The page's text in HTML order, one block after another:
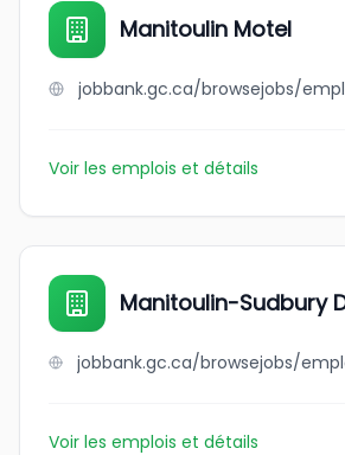
Manitoulin Motel
Voir les emplois et détails
Manitoulin-Sudbury
Voir les emplois et détails